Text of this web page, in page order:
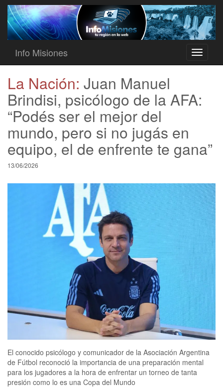
Toggle
Info Misiones
La Nación: Juan Manuel
Brindisi, psicólogo de la AFA:
“Podés ser el mejor del
mundo, pero si no jugás en
equipo, el de enfrente te gana”
13/06/2026
El conocido psicólogo y comunicador de la Asociación Argentina
de Fútbol reconoció la importancia de una preparación mental
para los jugadores a la hora de enfrentar un torneo de tanta
presión como lo es una Copa del Mundo